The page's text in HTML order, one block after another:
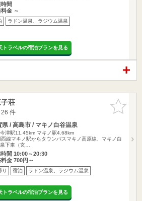
間
料金 ～
ラドン温泉、ラジウム温泉
トラベルの宿泊プランを見る
お気に入
りに追加
荘
件
県 / 高島市 / マキノ白谷温泉
津駅11.45km マキノ駅4.68km
西線マキノ駅からタウンバスマキノ高原線、マキノ白
下車（玄…
時間 10:00～20:30
料金 700円～
り 宿泊 ラドン温泉、ラジウム温泉
トラベルの宿泊プランを見る